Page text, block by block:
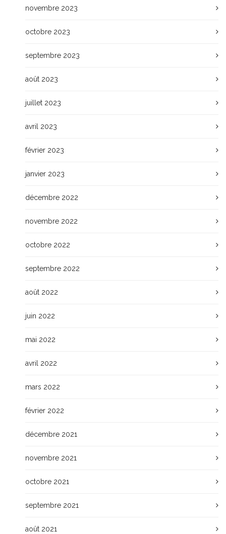
novembre 2023
octobre 2023
septembre 2023
août 2023
juillet 2023
avril 2023
février 2023
janvier 2023
décembre 2022
novembre 2022
octobre 2022
septembre 2022
août 2022
juin 2022
mai 2022
avril 2022
mars 2022
février 2022
décembre 2021
novembre 2021
octobre 2021
septembre 2021
août 2021